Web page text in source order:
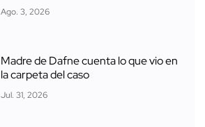
Ago. 3, 2026
Madre de Dafne cuenta lo que vio en
la carpeta del caso
Jul. 31, 2026